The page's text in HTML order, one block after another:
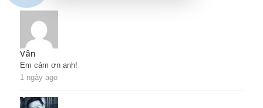
Vân
Em cảm ơn anh!
1 ngày ago